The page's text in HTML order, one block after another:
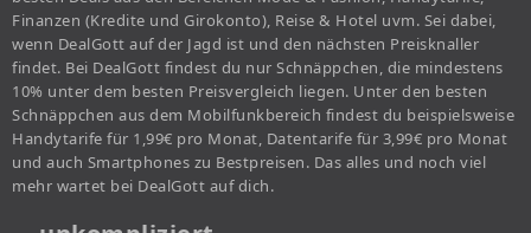
Finanzen (Kredite und Girokonto), Reise & Hotel uvm. Sei dabei,
wenn DealGott auf der Jagd ist und den nächsten Preisknaller
findet. Bei DealGott findest du nur Schnäppchen, die mindestens
10% unter dem besten Preisvergleich liegen. Unter den besten
Schnäppchen aus dem Mobilfunkbereich findest du beispielsweise
Handytarife für 1,99€ pro Monat, Datentarife für 3,99€ pro Monat
und auch Smartphones zu Bestpreisen. Das alles und noch viel
mehr wartet bei DealGott auf dich.